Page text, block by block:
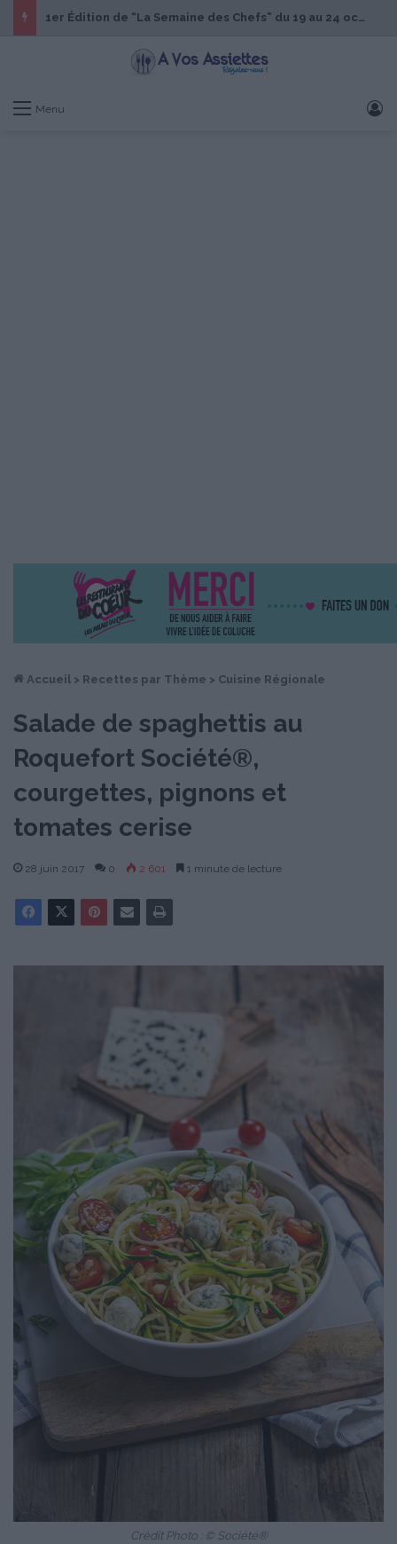
1er Édition de “La Semaine des Chefs” du 19 au 24 octobre 2026
Menu
Accueil > Recettes par Thème > Cuisine Régionale
Salade de spaghettis au
Roquefort Société®,
courgettes, pignons et
tomates cerise
28 juin 2017 0 2 601 1 minute de lecture
Crédit Photo : © Société®